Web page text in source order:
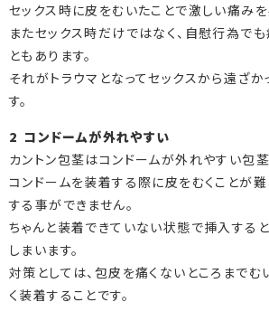
セックス時に皮をむいたことで激しい痛みを
またセックス時だけではなく、自慰行為で
ともあります。
それがトラウマとなってセックスから遠ざか
す。
2 コンドームが外れやすい
カントン包茎はコンドームが外れやすい包茎
コンドームを装着する際に皮をむくことが難
する事ができません。
ちゃんと装着できていない状態で挿入する
しまいます。
対策としては、包皮を痛くないところまでむ
く装着することです。